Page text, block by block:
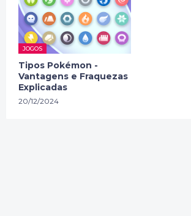
JOGOS
Tipos Pokémon -
Vantagens e Fraquezas
Explicadas
20/12/2024